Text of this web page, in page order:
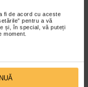
fi de acord cu aceste
pentru a vă
și, în special, vă puteți
moment.
– “Cenușa